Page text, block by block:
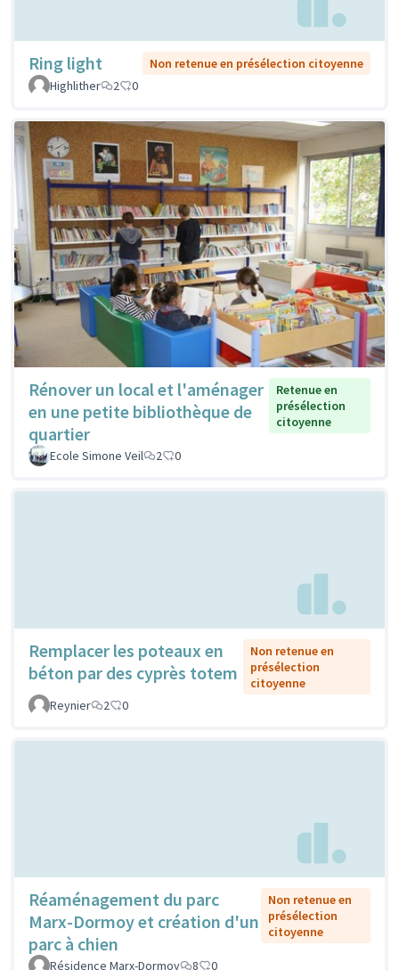
Ring light
Non retenue en présélection citoyenne
Highlither
2 0
Rénover un local et l'aménager
en une petite bibliothèque de
quartier
Retenue en
présélection
citoyenne
Ecole Simone Veil 2 0
Remplacer les poteaux en
béton par des cyprès totem
Non retenue en
présélection
citoyenne
Reynier
2 0
Réaménagement du parc
Marx-Dormoy et création d'un
parc à chien
Non retenue en
présélection
citoyenne
Résidence Marx-Dormoy 8 0